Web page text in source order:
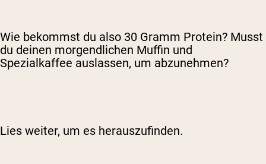
Wie bekommst du also 30 Gramm Protein? Musst
du deinen morgendlichen Muffin und
Spezialkaffee auslassen, um abzunehmen?
Lies weiter, um es herauszufinden.